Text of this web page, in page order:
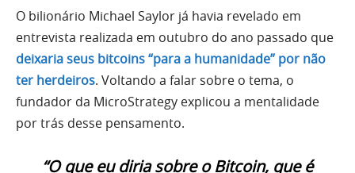
O bilionário Michael Saylor já havia revelado em
entrevista realizada em outubro do ano passado que
deixaria seus bitcoins “para a humanidade” por não
ter herdeiros. Voltando a falar sobre o tema, o
fundador da MicroStrategy explicou a mentalidade
por trás desse pensamento.
“O que eu diria sobre o Bitcoin, que é